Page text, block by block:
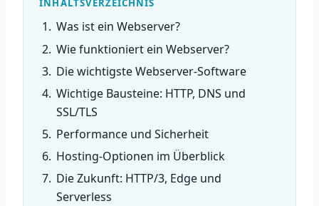
INHALTSVERZEICHNIS
Was ist ein Webserver?
Wie funktioniert ein Webserver?
Die wichtigste Webserver-Software
Wichtige Bausteine: HTTP, DNS und
SSL/TLS
Performance und Sicherheit
Hosting-Optionen im Überblick
Die Zukunft: HTTP/3, Edge und
Serverless